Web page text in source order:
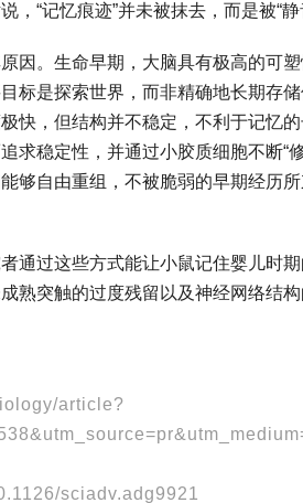
，“记忆痕迹”并未被抹去，而是被“
因。生命早期，大脑具有极高的可
标是探索世界，而非精确地长期存储
快，但结构并不稳定，不利于记忆
求稳定性，并通过小胶质细胞不断“
够自由重组，不被脆弱的早期经历
通过这些方式能让小鼠记住婴儿时期
熟突触的过度残留以及神经网络结
article?
sciadv.adg9921